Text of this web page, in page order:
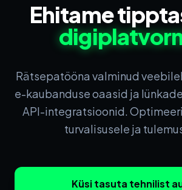
Ehitame
Rätsepatööna valminud
e-kaubanduse oaasid ja
API-integratsioonid.
turvalisusele ja
Küsi tasuta tehnilist